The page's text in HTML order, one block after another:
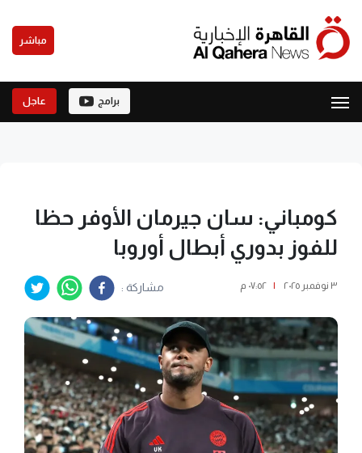
مباشر
برامج عاجل
كومباني: سان جيرمان الأوفر حظا
للفوز بدوري أبطال أوروبا
٣ نوفمبر ٢٠٢٥ | ٠٧:٥٢ م مشاركة :